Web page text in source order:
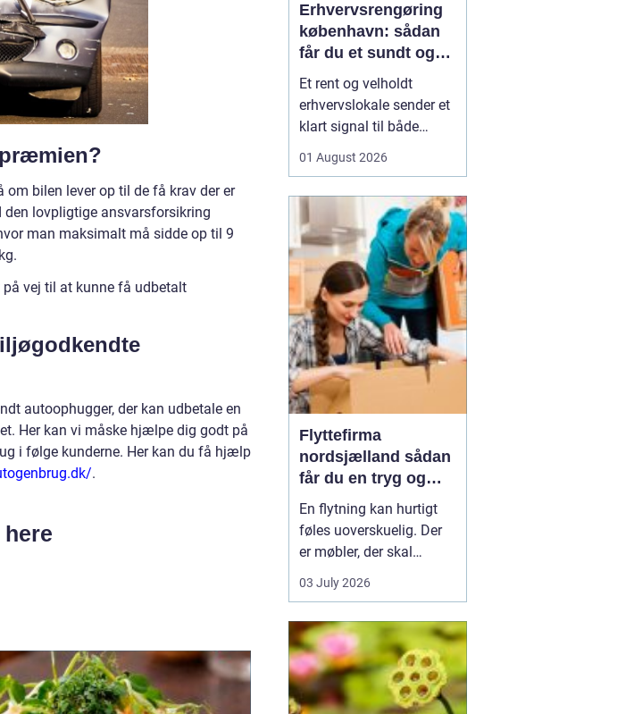
bilen lever op til de få krav der er
lovpligtige ansvarsforsikring
man maksimalt må sidde op til 9
vej til at kunne få udbetalt
autoophugger, der kan udbetale en
Her kan vi måske hjælpe dig godt på
i følge kunderne. Her kan du få hjælp
.
Erhvervsrengøring
københavn: sådan
får du et sundt og
professionelt
arbejdsmiljø
Et rent og velholdt
erhvervslokale sender et
klart signal til både
Mange virksomheder i
først værdien af
professionel rengøring,
når støvniveauet stiger,
medarbejdere klager
over indeklimaet, eller
kunder kom...
01 August 2026
Flyttefirma
nordsjælland sådan
får du en tryg og
effektiv flytning
En flytning kan hurtigt
føles uoverskuelig. Der
er møbler, der skal
bæres, kasser der skal
pakkes, og ofte en stram
Mange i Nordsjælland
vælger derfor at bruge et
professionelt flyttefirma,
som kan tage sig af det
03 July 2026